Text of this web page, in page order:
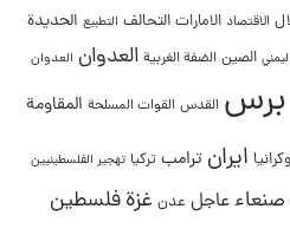
الاقتصاد الامارات التحالف التطبيع الحديدة
الصين الضفة الغربية العدوان العدوان
برس القدس القوات المسلحة المقاومة
ايران ترامب تركيا تهجير الفلسطينيين
صنعاء عاجل عدن غزةفلسطين